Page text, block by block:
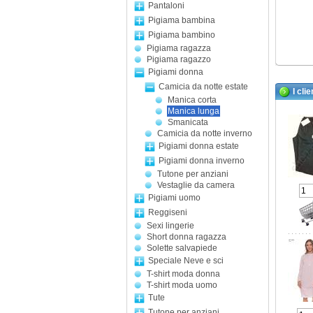
Pantaloni
Pigiama bambina
Pigiama bambino
Pigiama ragazza
Pigiama ragazzo
Pigiami donna
Camicia da notte estate
Manica corta
Manica lunga
Smanicata
Camicia da notte inverno
Pigiami donna estate
Pigiami donna inverno
Tutone per anziani
Vestaglie da camera
Pigiami uomo
Reggiseni
Sexi lingerie
Short donna ragazza
Solette salvapiede
Speciale Neve e sci
T-shirt moda donna
T-shirt moda uomo
Tute
I